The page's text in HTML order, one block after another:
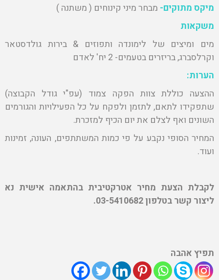
מיקס מתוקים- מבחר מיני קינוחים ( משתנה )
משקאות
מים ומיצים של לימונדה ותפוזים & בירות גולדסטאר
וקרלסברג, בריזרים בטעמים- 2 יח' לאדם
הערות:
ההצעה כוללת צוות הפקה צמוד (עפ"י גודל הקבוצה)
שתפקידו לתאם, לתזמן ולפקח על כל הפעילויות והגורמים
השונים ואף לצלם את יום הכיף למזכרת.
המחיר הסופי נקבע על פי כמות המשתתפים, העונה, זמינות
ועוד.
לקבלת הצעת מחיר אטרקטיבית בהתאמה אישית נא
ליצור קשר בטלפון 03-5410682.
תפיץ אהבה